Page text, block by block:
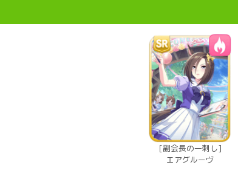
[副会長の一刺し]
エアグルーヴ